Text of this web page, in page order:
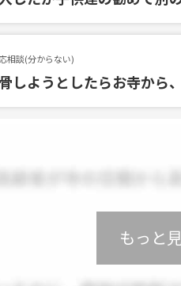
相談(分からない)
しようとしたらお寺から
もっと